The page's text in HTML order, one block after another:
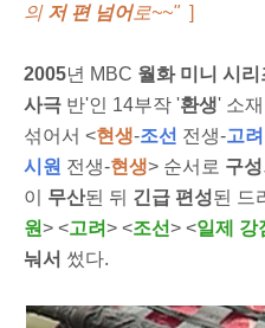
의 저 편 넘어로~~" ]
2005년 MBC 월화 미니 시리
사극 반'인 14부작 '환생' 소재
섞어서 <현생-조선 전생-고려
시원 전생-현생> 순서로 구성
이 무산된 뒤 긴급 편성된 드
원> <고려> <조선> <일제 강
눠서 썼다.